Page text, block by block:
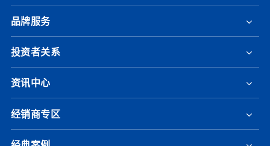
品牌服务
投资者关系
资讯中心
经销商专区